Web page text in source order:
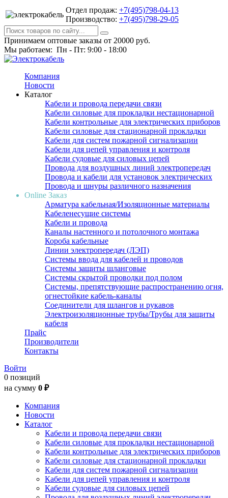
Отдел продаж: +7(495)798-04-13
Производство: +7(495)798-29-05
Принимаем оптовые заказы от 20000 руб.
Мы работаем: Пн - Пт: 9:00 - 18:00
Компания
Новости
Каталог
Кабели и провода передачи связи
Кабели силовые для прокладки нестационарной
Кабели контрольные для электрических приборов
Кабели силовые для стационарной прокладки
Кабели для систем пожарной сигнализации
Кабели для цепей управления и контроля
Кабели судовые для силовых цепей
Провода для воздушных линий электропередач
Провода и кабели для установок электрических
Провода и шнуры различного назначения
Online Заказ
Арматура кабельная/Изоляционные материалы
Кабеленесущие системы
Кабели и провода
Каналы настенного и потолочного монтажа
Короба кабельные
Линии электропередач (ЛЭП)
Системы ввода для кабелей и проводов
Системы защиты шланговые
Системы скрытой проводки под полом
Системы, препятствующие распространению огня,
огнестойкие кабель-каналы
Соединители для шлангов и рукавов
Электроизоляционные трубы/Трубы для защиты
кабеля
Прайс
Производители
Контакты
Войти
0 позиций
на сумму 0 ₽
Компания
Новости
Каталог
Кабели и провода передачи связи
Кабели силовые для прокладки нестационарной
Кабели контрольные для электрических приборов
Кабели силовые для стационарной прокладки
Кабели для систем пожарной сигнализации
Кабели для цепей управления и контроля
Кабели судовые для силовых цепей